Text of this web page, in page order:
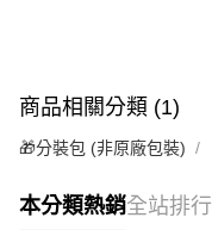
商品相關分類 (1)
🎁分裝包 (非原廠包裝)
本分類熱銷全站排行